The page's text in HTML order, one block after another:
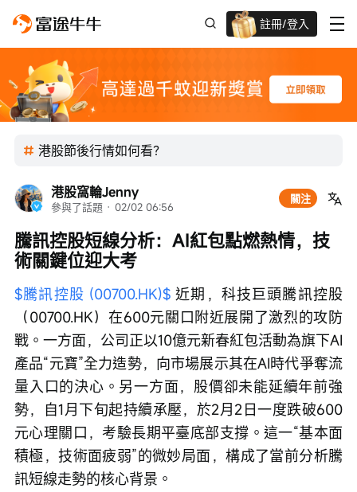
註冊/登入
港股節後行情如何看？
港股窩輪Jenny
參與了話題 · 02/02 06:56
關注
騰訊控股短線分析：AI紅包點燃熱情，技
術關鍵位迎大考
$騰訊控股 (00700.HK)$ 近期，科技巨頭騰訊控股
（00700.HK）在600元關口附近展開了激烈的攻防
戰。一方面，公司正以10億元新春紅包活動為旗下AI
產品“元寶”全力造勢，向市場展示其在AI時代爭奪流
量入口的決心。另一方面，股價卻未能延續年前強
勢，自1月下旬起持續承壓，於2月2日一度跌破600
元心理關口，考驗長期平臺底部支撐。這一“基本面
積極，技術面疲弱”的微妙局面，構成了當前分析騰
訊短線走勢的核心背景。